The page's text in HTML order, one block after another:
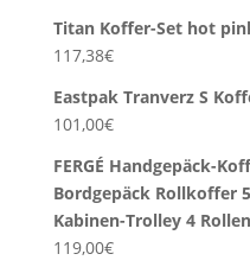
Titan Koffer-Set hot
117,38€
Eastpak Tranverz S
101,00€
FERGÉ Handgepäck-
Bordgepäck Rollkoffer
Kabinen-Trolley 4
119,00€